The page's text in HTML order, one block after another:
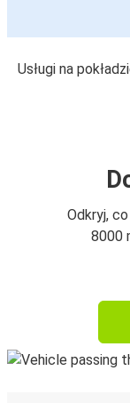
Usługi na
Odkryj,
8000